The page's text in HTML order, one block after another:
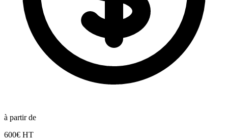
à partir de
600€ HT